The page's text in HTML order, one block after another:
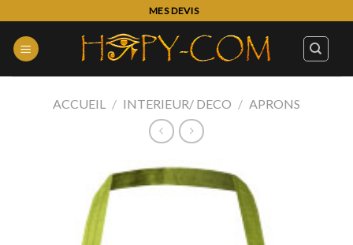
content
MES DEVIS
ACCUEIL / INTERIEUR/ DECO / APRONS